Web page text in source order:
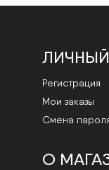
Регистрация
Мои заказы
Смена
О